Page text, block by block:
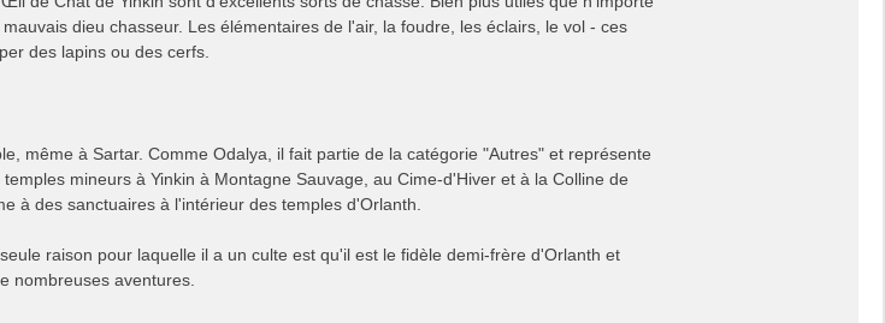
dieu chasseur. Les élémentaires de l'air, la foudre, les éclairs, le vol - ces
des lapins ou des cerfs.
même à Sartar. Comme Odalya, il fait partie de la catégorie "Autres" et représente
mineurs à Yinkin à Montagne Sauvage, au Cime-d'Hiver et à la Colline de
à des sanctuaires à l'intérieur des temples d'Orlanth.
raison pour laquelle il a un culte est qu'il est le fidèle demi-frère d'Orlanth et
nombreuses aventures.